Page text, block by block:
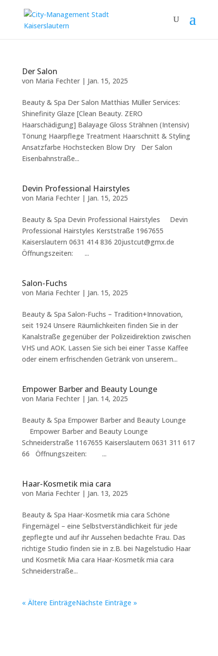
Der Salon
von Maria Fechter| Jan. 15, 2025
Beauty & Spa Der Salon Matthias Müller Services:
Shinefinity Glaze [Clean Beauty. ZERO
Haarschädigung] Balayage Gloss Strähnen (Intensiv)
Tönung Haarpflege Treatment Haarschnitt & Styling
Ansatzfarbe Hochstecken Blow Dry Der Salon
Eisenbahnstraße...
Devin Professional Hairstyles
von Maria Fechter| Jan. 15, 2025
Beauty & Spa Devin Professional Hairstyles Devin
Professional Hairstyles Kerststraße 1967655
Kaiserslautern 0631 414 836 20justcut@gmx.de
Öffnungszeiten: ...
Salon-Fuchs
von Maria Fechter| Jan. 15, 2025
Beauty & Spa Salon-Fuchs – Tradition+Innovation,
seit 1924 Unsere Räumlichkeiten finden Sie in der
Kanalstraße gegenüber der Polizeidirektion zwischen
VHS und AOK. Lassen Sie sich bei einer Tasse Kaffee
oder einem erfrischenden Getränk von unserem...
Empower Barber and Beauty Lounge
von Maria Fechter| Jan. 14, 2025
Beauty & Spa Empower Barber and Beauty Lounge
Empower Barber and Beauty Lounge
Schneiderstraße 1167655 Kaiserslautern 0631 311 617
66 Öffnungszeiten: ...
Haar-Kosmetik mia cara
von Maria Fechter| Jan. 13, 2025
Beauty & Spa Haar-Kosmetik mia cara Schöne
Fingernägel – eine Selbstverständlichkeit für jede
gepflegte und auf ihr Aussehen bedachte Frau. Das
richtige Studio finden sie in z.B. bei Nagelstudio Haar
und Kosmetik Mia cara Haar-Kosmetik mia cara
Schneiderstraße...
« Ältere EinträgeNächste Einträge »